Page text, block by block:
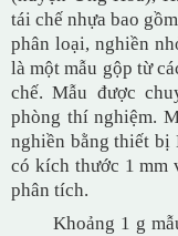
tái chế nhựa bao
phân loại, nghiền
là một mẫu gộp từ
chế. Mẫu được
phòng thí nghiệm.
nghiền bằng thiết
có kích thước 1 mm
phân tích.
Khoảng 1 g